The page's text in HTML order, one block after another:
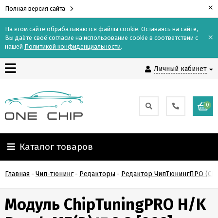
Полная версия сайта ×
На этом сайте обрабатываются файлы cookie. Оставаясь на сайте,
Вы даёте своё согласие на использование cookie в соответствии с
нашей Политикой конфиденциальности.
×
Личный кабинет
Контакты
Доставка
Оплата
О
компании
Гарантия
0
Каталог товаров
Главная - Чип-тюнинг - Редакторы - Редактор ЧипТюнингПРО
Модуль ChipTuningPRO H/K